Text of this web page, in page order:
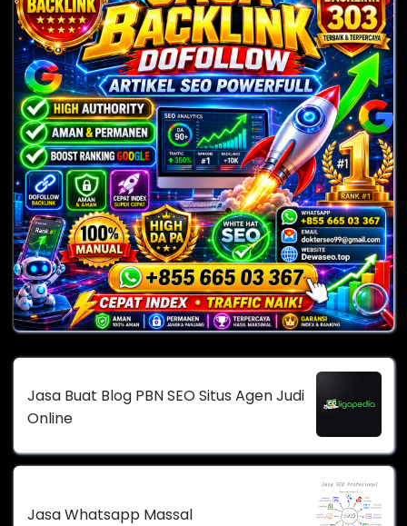
Jasa Buat Blog PBN SEO Situs Agen Judi
Online
Jasa Whatsapp Massal